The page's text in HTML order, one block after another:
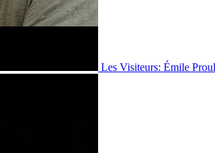
Les Visiteurs: Émile